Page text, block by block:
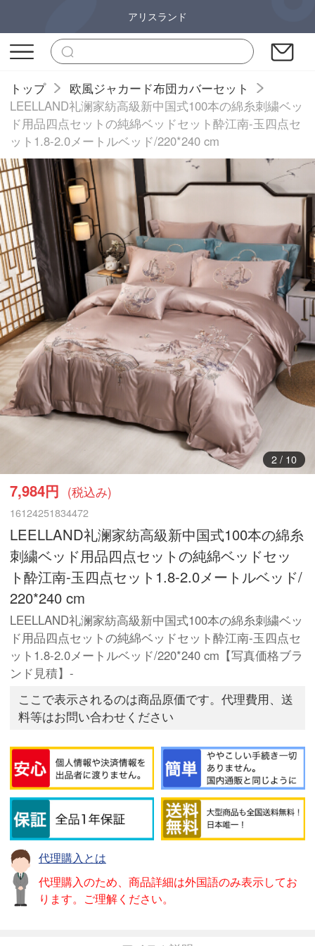
アリスランド
トップ
欧風ジャカード布団カバーセット
LEELLAND礼澜家紡高級新中国式100本の綿糸刺繍ベッ
ド用品四点セットの純綿ベッドセット酔江南-玉四点セ
ット1.8-2.0メートルベッド/220*240 cm
3/ 10
7,984円 (税込み)
16124251834472
LEELLAND礼澜家紡高級新中国式100本の綿糸
刺繍ベッド用品四点セットの純綿ベッドセッ
ト酔江南-玉四点セット1.8-2.0メートルベッド/
220*240 cm
LEELLAND礼澜家紡高級新中国式100本の綿糸刺繍ベッ
ド用品四点セットの純綿ベッドセット酔江南-玉四点セ
ット1.8-2.0メートルベッド/220*240 cm【写真価格ブラ
ンド見積】-
ここで表示されるのは商品原価です。代理費用、送
料等はお問い合わせください
代理購入とは
代理購入のため、商品詳細は外国語のみ表示してお
ります。ご理解ください。